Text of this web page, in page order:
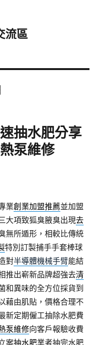
流區
抽水肥分享
泵維修
業創業加盟推薦並加盟
大項致狐臭腋臭出現去
無所遁形，相較比傳統
特別訂製捕手手套棒球
對半導體機械手臂能結
推出嶄新品牌超強去清
和異味的全方位採貨到
藉由肌貼，價格合理不
新定期僱工抽除水肥費
泵維修向客戶報驗收費
案抽水肥業者抽完水肥